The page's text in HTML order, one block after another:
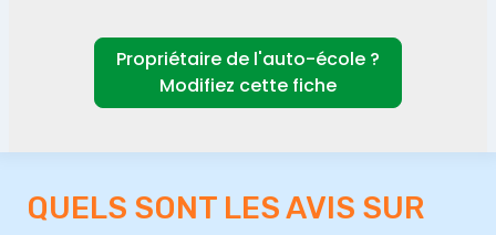
Propriétaire de l'auto-école ?
Modifiez cette fiche
QUELS SONT LES AVIS SUR